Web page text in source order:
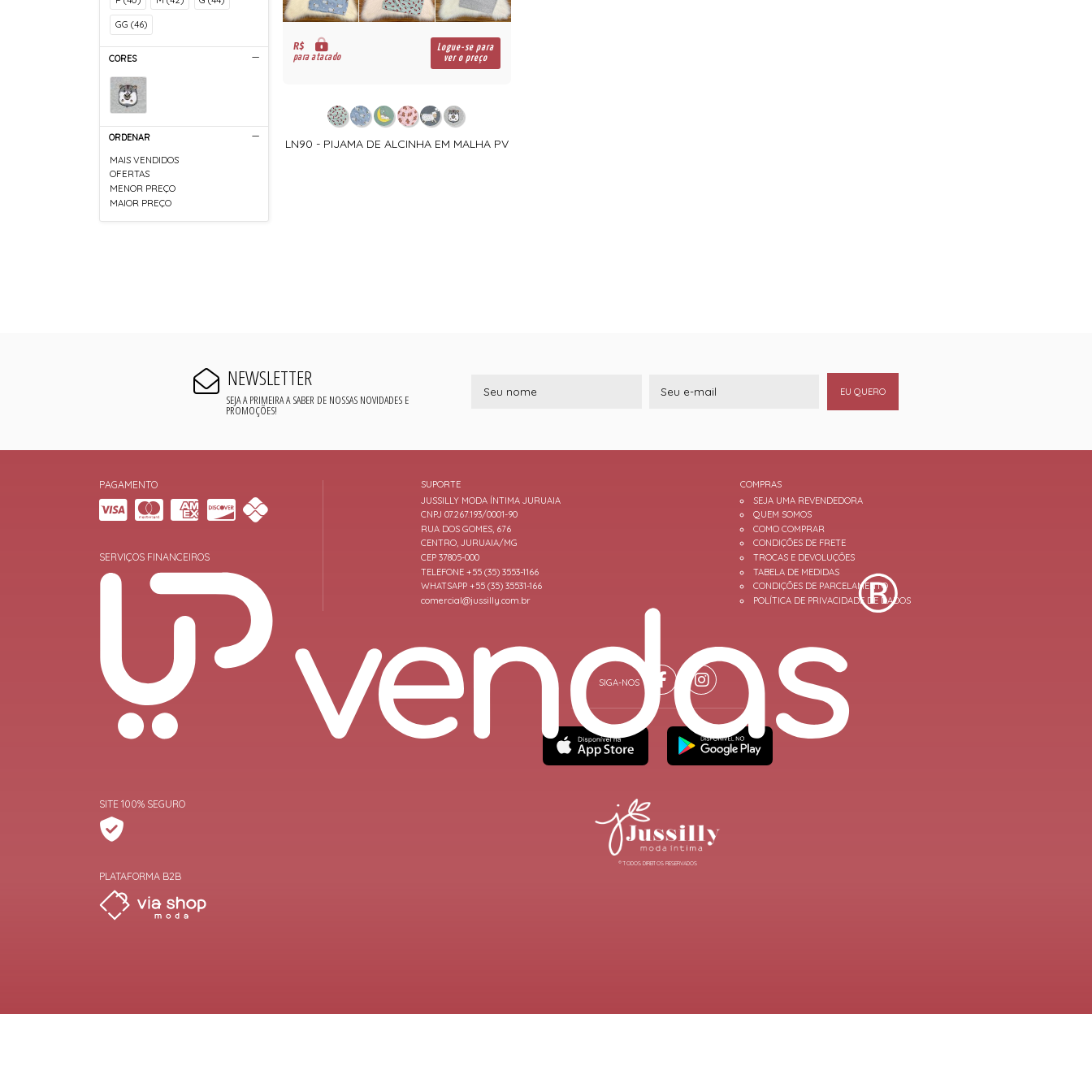
GG (46)
CORES
ORDENAR
MAIS VENDIDOS
OFERTAS
MENOR PREÇO
MAIOR PREÇO
R$
para atacado
Logue-se para
ver o preço
LN90 - PIJAMA DE ALCINHA EM MALHA PV
NEWSLETTER
SEJA A PRIMEIRA A SABER DE NOSSAS NOVIDADES E
PROMOÇÕES!
EU QUERO
PAGAMENTO
SERVIÇOS FINANCEIROS
SITE 100% SEGURO
PLATAFORMA B2B
SUPORTE
JUSSILLY MODA ÍNTIMA JURUAIA
CNPJ 07.267.193/0001-90
RUA DOS GOMES, 676
CENTRO, JURUAIA/MG
CEP 37805-000
TELEFONE +55 (35) 3553-1166
WHATSAPP +55 (35) 35531-166
comercial@jussilly.com.br
COMPRAS
SEJA UMA REVENDEDORA
QUEM SOMOS
COMO COMPRAR
CONDIÇÕES DE FRETE
TROCAS E DEVOLUÇÕES
TABELA DE MEDIDAS
CONDIÇÕES DE PARCELAMENTO
POLÍTICA DE PRIVACIDADE DE DADOS
® TODOS DIREITOS RESERVADOS